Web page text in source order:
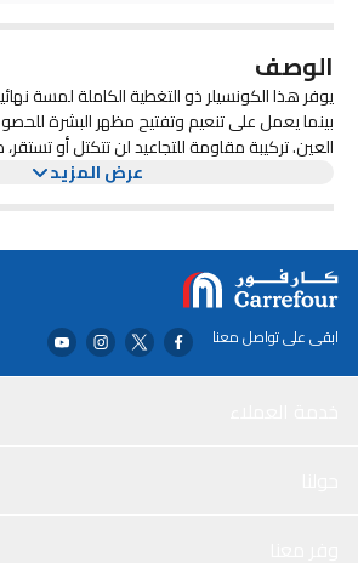
الوصف
يوفر هذا الكونسيلر ذو التغطية الكاملة لمسة
بينما يعمل على تنعيم وتفتيح مظهر البشرة
الثبات الخالي من العيوب. مدعم بتقنية الشريط
يتم الإساءة إلى الحيوانات لتصنيعه. تم تركيبه دائمًا
المعدنية والفثالات والتريكلوسان وكبريتات لوريل
عرض المزيد
ابقى على تواصل معنا